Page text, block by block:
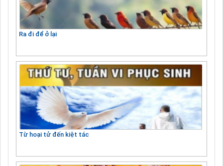
Ra đi để ở lại
Từ hoại tử đến kiệt tác